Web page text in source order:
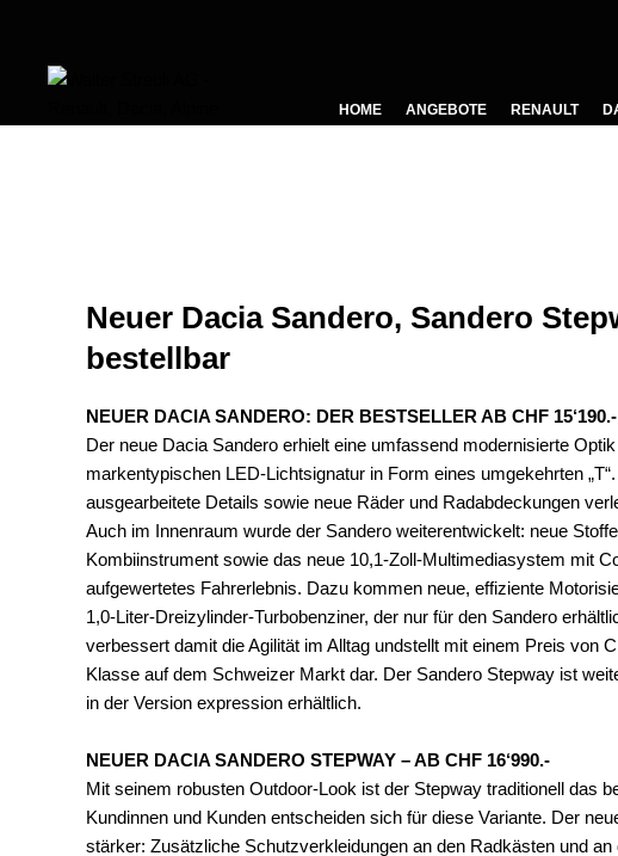
HOME ANGEBOTE RENAULT
Neuer Dacia Sandero, Sandero
bestellbar
NEUER DACIA SANDERO: DER BESTSELLER AB CHF 15‘190.-
Der neue Dacia Sandero erhielt eine umfassend modernisierte
markentypischen LED-Lichtsignatur in Form eines umgekehrten
ausgearbeitete Details sowie neue Räder und Radabdeckungen
Auch im Innenraum wurde der Sandero weiterentwickelt: neue
Kombiinstrument sowie das neue 10,1-Zoll-Multimediasystem mit
aufgewertetes Fahrerlebnis. Dazu kommen neue, effiziente
1,0-Liter-Dreizylinder-Turbobenziner, der nur für den Sandero
verbessert damit die Agilität im Alltag undstellt mit einem Preis von
Klasse auf dem Schweizer Markt dar. Der Sandero Stepway ist
in der Version expression erhältlich.
NEUER DACIA SANDERO STEPWAY – AB CHF 16‘990.-
Mit seinem robusten Outdoor-Look ist der Stepway traditionell das
Kundinnen und Kunden entscheiden sich für diese Variante. Der
stärker: Zusätzliche Schutzverkleidungen an den Radkästen und